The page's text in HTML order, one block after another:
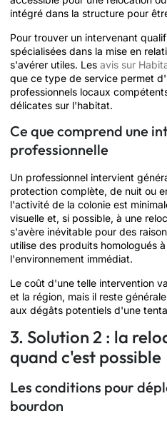
intégré dans la structure pour
Pour trouver un intervenant
spécialisées dans la mise en
s'avérer utiles. Les avis sur
que ce type de service permet
professionnels locaux
délicates sur l'habitat.
Ce que comprend une
professionnelle
Un professionnel intervient
protection complète, de nuit ou
l'activité de la colonie est
visuelle et, si possible, à une
s'avère inévitable pour des
utilise des produits homologués
l'environnement immédiat.
Le coût d'une telle intervention
et la région, mais il reste
aux dégâts potentiels d'une
3. Solution 2 : la
quand c'est possible
Les conditions pour
bourdon